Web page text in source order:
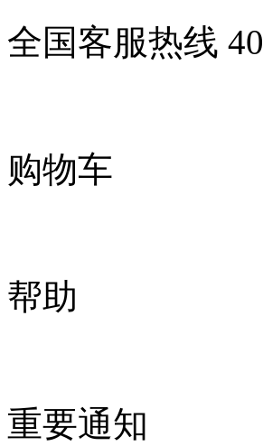
全国客服热线
购物车
帮助
重要通知